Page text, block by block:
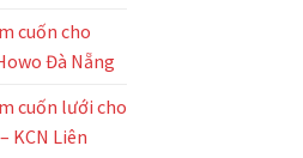
cuốn cho
Đà Nẵng
cuốn lưới cho
KCN Liên